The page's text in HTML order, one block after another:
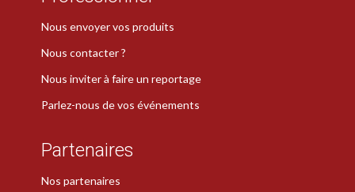
Nous envoyer vos produits
Nous contacter ?
Nous inviter à faire un reportage
Parlez-nous de vos événements
Partenaires
Nos partenaires